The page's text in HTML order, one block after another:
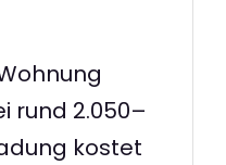
rund 2.050–
kostet